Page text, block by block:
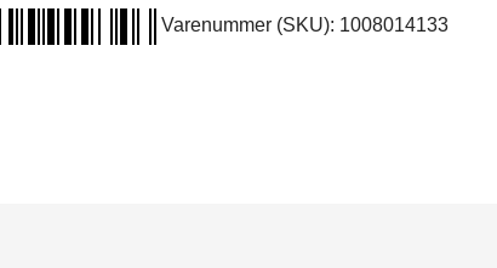
Varenummer (SKU): 1008014133